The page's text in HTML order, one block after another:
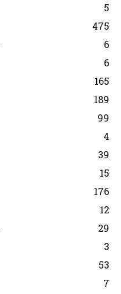
5
475
6
6
165
189
99
4
39
15
176
12
29
3
53
7